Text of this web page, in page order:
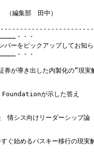
中）
・・・
ーをピックアップしてお知
・・・